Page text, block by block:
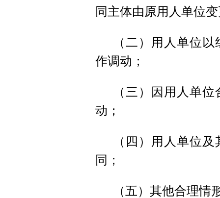
同主体由原用人单位
（二）用人单位
作调动；
（三）因用人单
动；
（四）用人单位
同；
（五）其他合理情